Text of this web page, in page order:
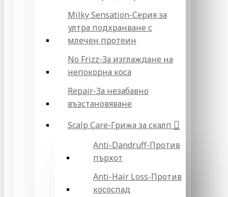
Milky Sensation-Серия за
ултра подхранване с
млечен протеин
No Frizz-За изглаждане на
непокорна коса
Repair-За незабавно
възстановяване
Scalp Care-Грижа за скалп
Anti-Dandruff-Против
пърхот
Anti-Hair Loss-Против
кососпад